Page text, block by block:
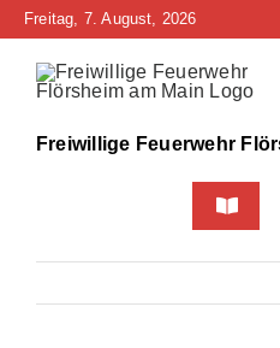
Zum
springen
Freitag, 7. August, 2026
Freiwillige Feuerwehr
Toggle
Home